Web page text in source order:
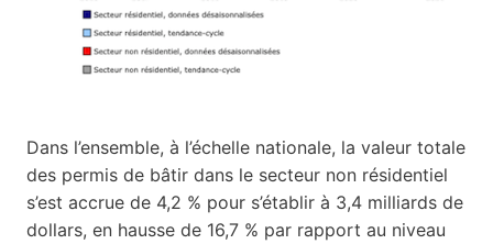
Dans l’ensemble, à l’échelle nationale, la valeur totale
des permis de bâtir dans le secteur non résidentiel
s’est accrue de 4,2 % pour s’établir à 3,4 milliards de
dollars, en hausse de 16,7 % par rapport au niveau